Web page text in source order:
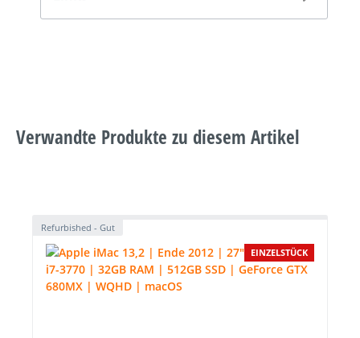
Verwandte Produkte zu diesem Artikel
Refurbished - Gut
EINZELSTÜCK